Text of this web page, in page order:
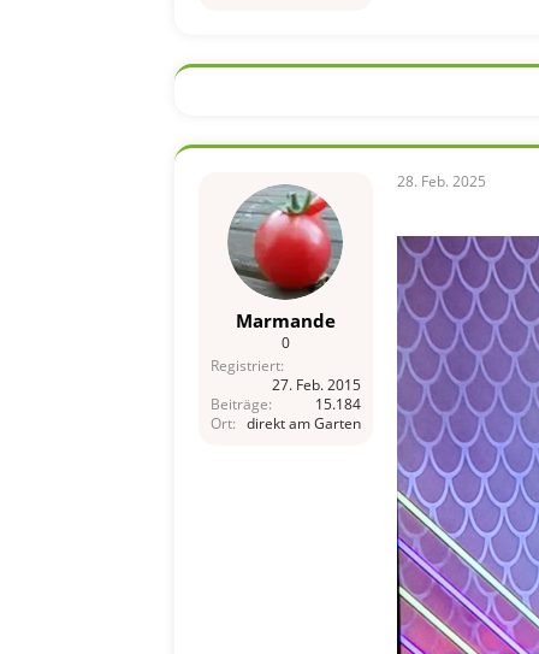
Marmande
0
Registriert
27. Feb. 2015
Beiträge
15.184
Ort
direkt am Garten
28. Feb. 2025